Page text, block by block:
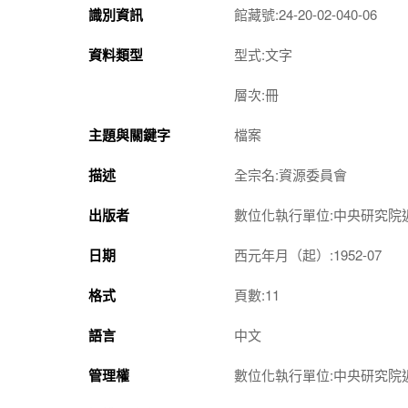
識別資訊 館藏號:24-20-02-040-06
資料類型 型式:文字
層次:冊
主題與關鍵字 檔案
描述 全宗名:資源委員會
出版者 數位化執行單位:中央研究院
日期 西元年月（起）:1952-07
格式 頁數:11
語言 中文
管理權 數位化執行單位:中央研究院